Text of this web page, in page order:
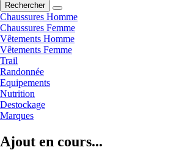
Rechercher
Chaussures Homme
Chaussures Femme
Vêtements Homme
Vêtements Femme
Trail
Randonnée
Equipements
Nutrition
Destockage
Marques
Ajout en cours...